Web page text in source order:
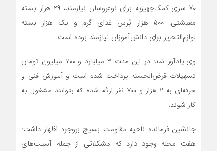
۷۰ سری کمک‌جهیزیه برای نوعروسان نیازمند، ۲۹ هزار بسته
معیشتی، ۵۰۰ هزار پُرس غذای گرم و یک هزار بسته
لوازم‌التحریر برای دانش‌آموزان نیازمند بوده است.
وی یادآور شد: در این مدت ۳ میلیارد و ۷۰۰ میلیون تومان
تسهیلات قرض‌الحسنه پرداخت شده است و آموزش فنی و
حرفه‌ای به ۲ هزار و ۷۰۰ نفر ارائه شده که بتوانند مشغول به
کار شوند.
جانشین فرمانده ناحیه مقاومت بسیج بروجرد اظهار داشت:
هفت محله وجود دارد که مشکلاتی از جمله آسیب‌های